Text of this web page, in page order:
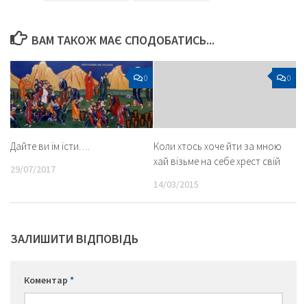
ВАМ ТАКОЖ МАЄ СПОДОБАТИСЬ...
0
Дайте ви їм їсти….
29/07/2017
0
Коли хтось хоче йти за мною
хай візьме на себе хрест свій
14/03/2015
ЗАЛИШИТИ ВІДПОВІДЬ
Коментар *